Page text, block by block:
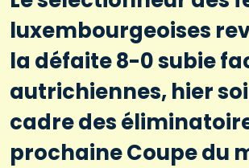
luxembourgeoises
la défaite 8-0 subie
autrichiennes, hier
cadre des
prochaine Coupe du